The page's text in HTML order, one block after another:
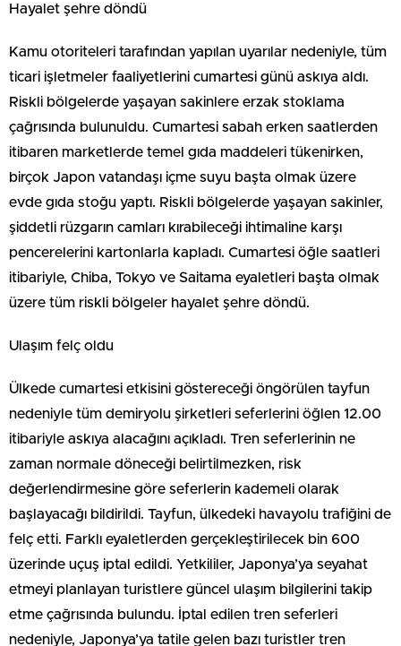
Hayalet şehre döndü
Kamu otoriteleri tarafından yapılan uyarılar nedeniyle, tüm
ticari işletmeler faaliyetlerini cumartesi günü askıya aldı.
Riskli bölgelerde yaşayan sakinlere erzak stoklama
çağrısında bulunuldu. Cumartesi sabah erken saatlerden
itibaren marketlerde temel gıda maddeleri tükenirken,
birçok Japon vatandaşı içme suyu başta olmak üzere
evde gıda stoğu yaptı. Riskli bölgelerde yaşayan sakinler,
şiddetli rüzgarın camları kırabileceği ihtimaline karşı
pencerelerini kartonlarla kapladı. Cumartesi öğle saatleri
itibariyle, Chiba, Tokyo ve Saitama eyaletleri başta olmak
üzere tüm riskli bölgeler hayalet şehre döndü.
Ulaşım felç oldu
Ülkede cumartesi etkisini göstereceği öngörülen tayfun
nedeniyle tüm demiryolu şirketleri seferlerini öğlen 12.00
itibariyle askıya alacağını açıkladı. Tren seferlerinin ne
zaman normale döneceği belirtilmezken, risk
değerlendirmesine göre seferlerin kademeli olarak
başlayacağı bildirildi. Tayfun, ülkedeki havayolu trafiğini de
felç etti. Farklı eyaletlerden gerçekleştirilecek bin 600
üzerinde uçuş iptal edildi. Yetkililer, Japonya’ya seyahat
etmeyi planlayan turistlere güncel ulaşım bilgilerini takip
etme çağrısında bulundu. İptal edilen tren seferleri
nedeniyle, Japonya’ya tatile gelen bazı turistler tren